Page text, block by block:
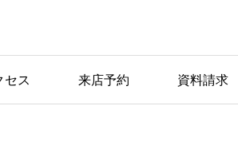
セス 来店予約 資料請求